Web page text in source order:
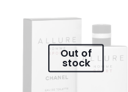
Out of
stock